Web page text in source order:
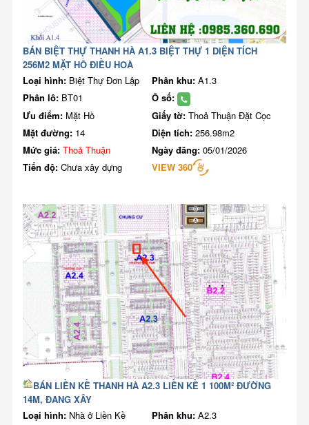
BÁN BIỆT THỰ THANH HÀ A1.3 BIỆT THỰ 1 DIỆN TÍCH
256M2 MẶT HỒ ĐIỀU HOÀ
Loại hình: Biệt Thự Đơn Lập Phân khu: A1.3
Phân lô: BT01
Ô số:
Ưu điểm: Mặt Hồ Giấy tờ: Thoả Thuận Đặt Cọc
Mặt đường: 14 Diện tích: 256.98m2
Mức giá: Thoả Thuận Ngày đăng: 05/01/2026
Tiến độ: Chưa xây dựng VIEW 360
BÁN LIỀN KỀ THANH HÀ A2.3 LIỀN KỀ 1 100M² ĐƯỜNG
14M, ĐANG XÂY
Loại hình: Nhà ở Liền Kề Phân khu: A2.3